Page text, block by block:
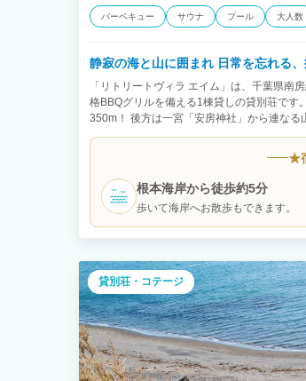
バーベキュー サウナ プール 大人数
静寂の海と山に囲まれ 日常を忘れる、
「リトリートヴィラ エイム」は、千葉県南
格BBQグリルを備える1棟貸しの貸別荘で
350m！ 後方は一宮「安房神社」から連なる
★
根本海岸から徒歩約5分
歩いて海岸へお散歩もできます。
貸別荘・コテージ